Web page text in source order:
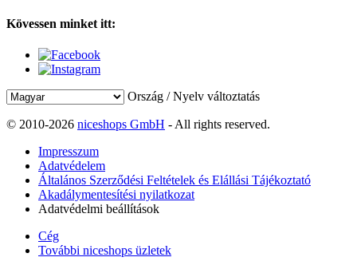
Kövessen minket itt:
Ország / Nyelv változtatás
© 2010-2026 niceshops GmbH - All rights reserved.
Impresszum
Adatvédelem
Általános Szerződési Feltételek és Elállási Tájékoztató
Akadálymentesítési nyilatkozat
Adatvédelmi beállítások
Cég
További niceshops üzletek